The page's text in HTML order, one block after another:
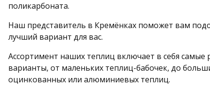
поликарбоната.
Наш представитель в Кремёнках поможет вам
лучший вариант для вас.
Ассортимент наших теплиц включает в себя самые
варианты, от маленьких теплиц-бабочек, до
оцинкованных или алюминиевых теплиц.